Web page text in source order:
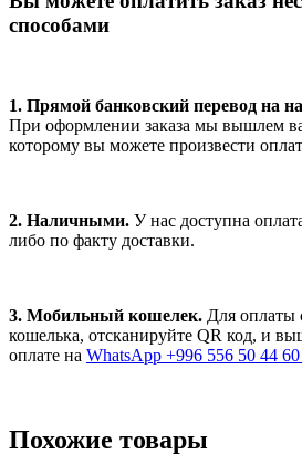
способами
1. Прямой банковский перевод на
При оформлении заказа мы вышлем
которому вы можете произвести
2. Наличными. У нас доступна
либо по факту доставки.
3. Мобильный кошелек. Для
кошелька, отсканируйте QR код, и
оплате на WhatsApp +996 556 50 44 60
Похожие товары